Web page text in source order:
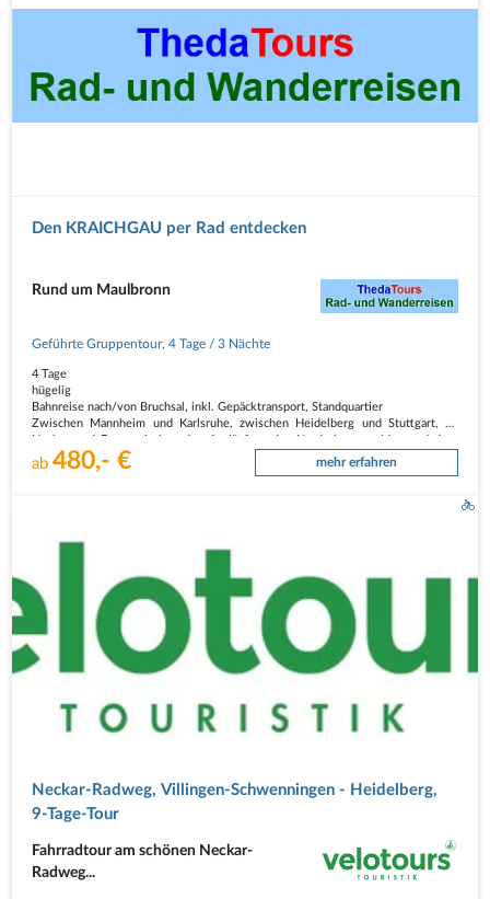
Den KRAICHGAU per Rad entdecken
Rund um Maulbronn
Geführte Gruppentour,4 Tage / 3 Nächte
4 Tage
hügelig
Bahnreise nach/von Bruchsal, inkl. Gepäcktransport, Standquartier
Zwischen Mannheim und Karlsruhe, zwischen Heidelberg und Stuttgart, an
Odenwald im Norden. Hier liegen die 1000 Hügel des Kraichgau-Stromberg. Im
Westen…
ab480,- € mehr erfahren
Neckar-Radweg, Villingen-Schwenningen - Heidelberg,
9-Tage-Tour
Fahrradtour am schönen Neckar-
Radweg...